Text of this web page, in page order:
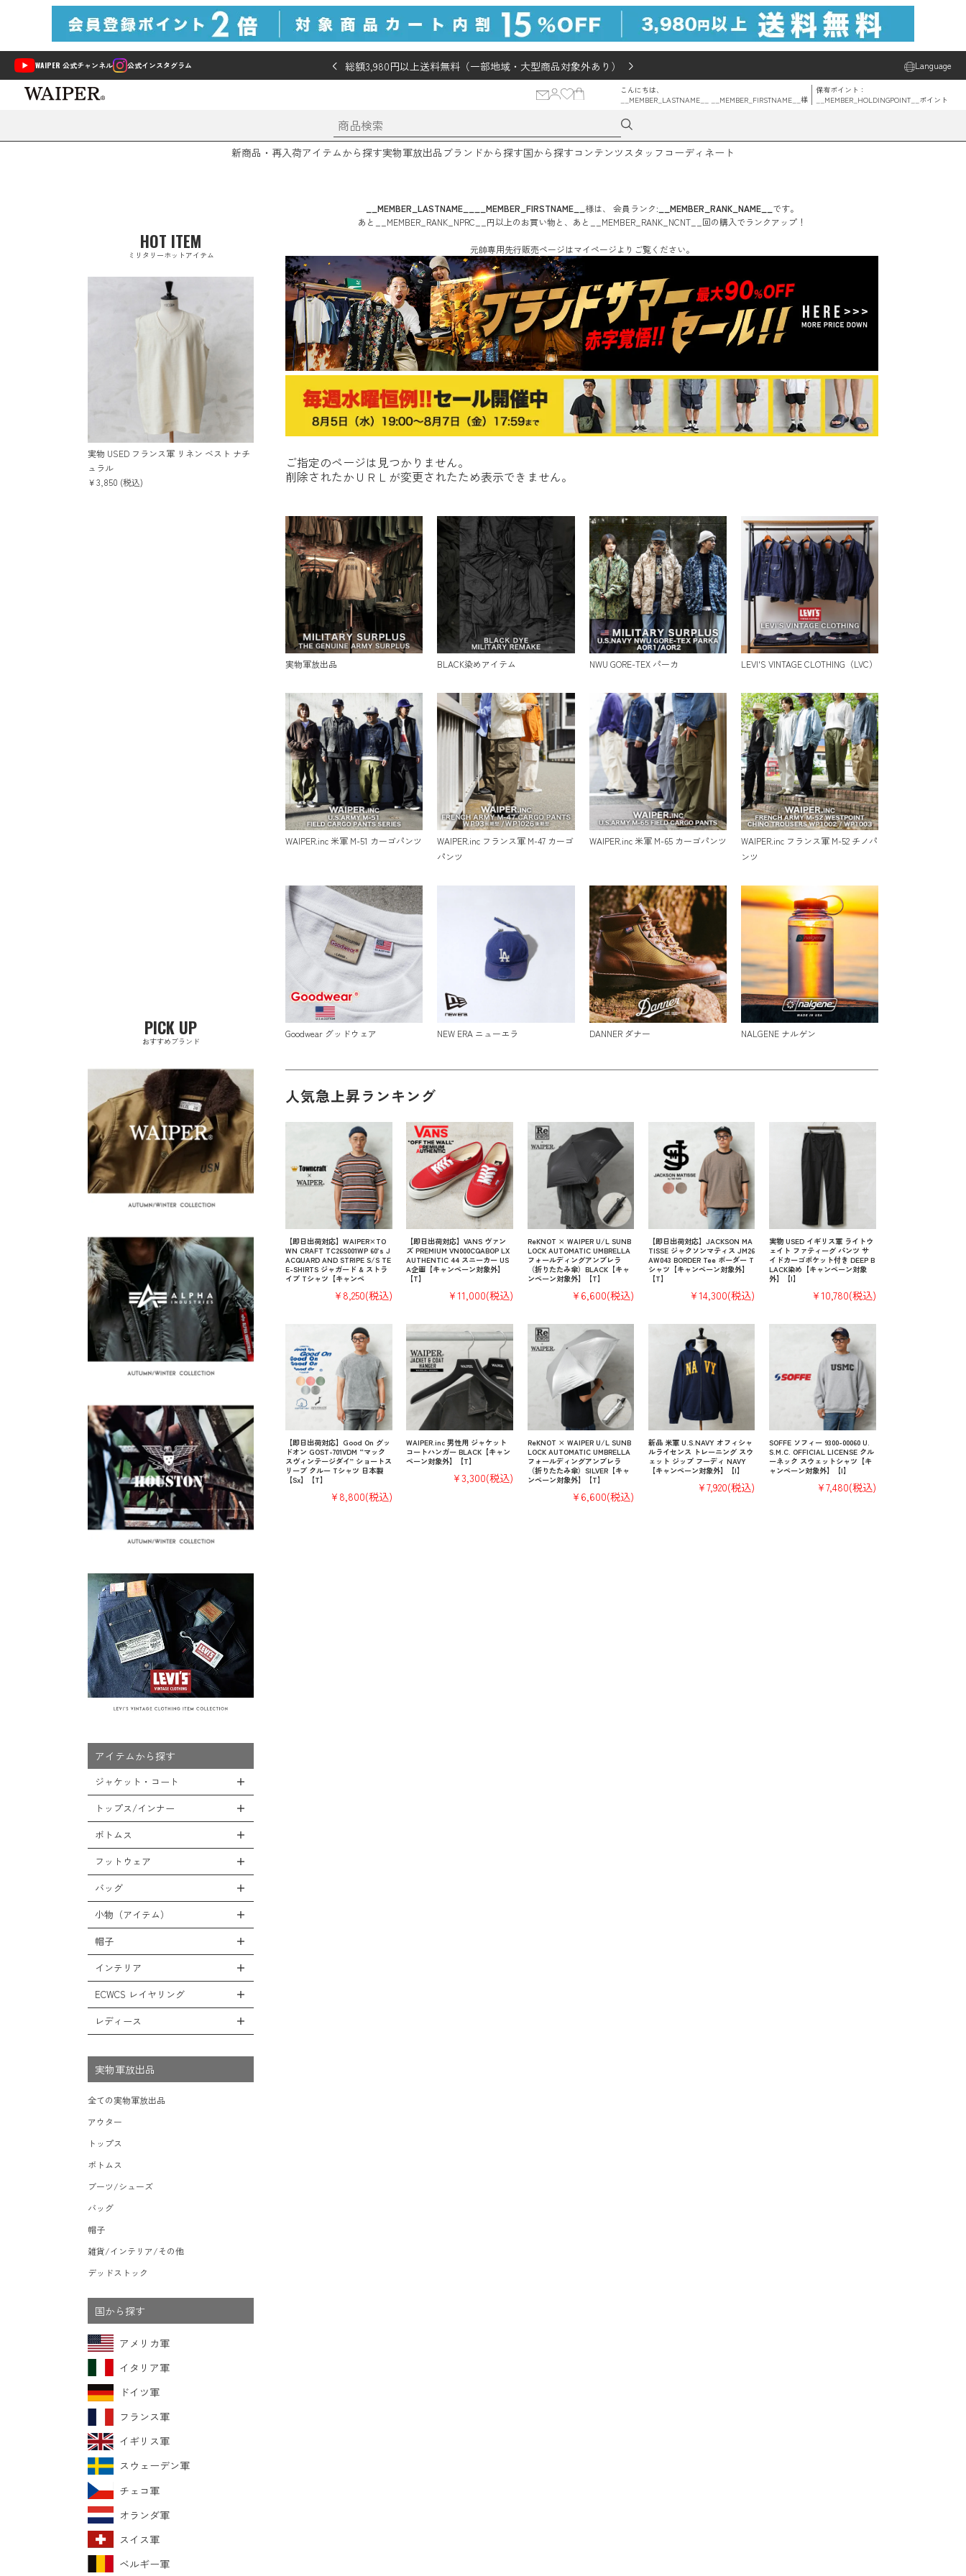
WAIPER 公式チャンネル 公式インスタグラム 総額3,980円以上送料無料（一部地域・大型商品対象外あり） Language
こんにちは、
__MEMBER_LASTNAME__ __MEMBER_FIRSTNAME__ 様
保有ポイント：
__MEMBER_HOLDINGPOINT__ ポイント
新商品・再入荷アイテムから探す実物軍放出品 ブランドから探す国から探すコンテンツ スタッフコーディネート
__MEMBER_LASTNAME__ __MEMBER_FIRSTNAME__ 様は、 会員ランク: __MEMBER_RANK_NAME__ です。
あと
__MEMBER_RANK_NPRC__ 円以上のお買い物と、あと __MEMBER_RANK_NCNT__ 回の購入でランクアップ！
元帥専用先行販売ページはマイページよりご覧ください。
ご指定のページは見つかりません。
削除されたかＵＲＬが変更されたため表示できません。
実物軍放出品 BLACK染めアイテム NWU GORE-TEX パーカ LEVI'S VINTAGE CLOTHING（LVC）
WAIPER.inc 米軍 M-51 カーゴパンツ
WAIPER.inc フランス軍 M-47 カーゴ
パンツ
WAIPER.inc 米軍 M-65 カーゴパンツ
WAIPER.inc フランス軍 M-52 チノパ
ンツ
Goodwear グッドウェア NEW ERA ニューエラ DANNER ダナー NALGENE ナルゲン
人気急上昇ランキング
【即日出荷対応】WAIPER×TO
WN CRAFT TC26S001WP 60’s J
ACQUARD AND STRIPE S/S TE
E-SHIRTS ジャガード & ストラ
イプ Tシャツ【キャンペ
¥8,250(税込)
【即日出荷対応】VANS ヴァン
ズ PREMIUM VN000CQABOP LX
AUTHENTIC 44 スニーカー US
A企画【キャンペーン対象外】
【T】
¥11,000(税込)
ReKNOT × WAIPER U/L SUNB
LOCK AUTOMATIC UMBRELLA
フォールディングアンブレラ
（折りたたみ傘）BLACK【キャ
ンペーン対象外】【T】
¥6,600(税込)
【即日出荷対応】JACKSON MA
TISSE ジャクソンマティス JM26
AW043 BORDER Tee ボーダー T
シャツ【キャンペーン対象外】
【T】
¥14,300(税込)
実物 USED イギリス軍 ライトウ
ェイト ファティーグ パンツ サ
イドカーゴポケット付き DEEP B
LACK染め【キャンペーン対象
外】【I】
¥10,780(税込)
【即日出荷対応】Good On グッ
ドオン GOST-701VDM “マック
スヴィンテージダイ” ショートス
リーブ クルー Tシャツ 日本製
【Sx】【T】
¥8,800(税込)
WAIPER.inc 男性用 ジャケット
コートハンガー BLACK【キャン
ペーン対象外】【T】
¥3,300(税込)
ReKNOT × WAIPER U/L SUNB
LOCK AUTOMATIC UMBRELLA
フォールディングアンブレラ
（折りたたみ傘）SILVER【キャ
ンペーン対象外】【T】
¥6,600(税込)
新品 米軍 U.S.NAVY オフィシャ
ルライセンス トレーニング スウ
ェット ジップ フーディ NAVY
【キャンペーン対象外】【I】
¥7,920(税込)
SOFFE ソフィー 9300-00060 U.
S.M.C. OFFICIAL LICENSE クル
ーネック スウェットシャツ【キ
ャンペーン対象外】【I】
¥7,480(税込)
HOT ITEM
ミリタリーホットアイテム
実物 USED フランス軍 リネン ベスト ナチ
ュラル
￥3,850 (税込)
PICK UP
おすすめブランド
アイテムから探す
ジャケット・コート
全てのジャケット・コート
LEVEL7
フライトジャケット
M-65ジャケット
デッキジャケット
タンカースジャケット
コート
ソフトシェルジャケット
フリースジャケット
レザーアウター
ジャケットライナー
モッズコート
トップス/インナー
全てのトップス/インナー
Tシャツ
シャツ
スウェット/パーカー
セーター/カーディガン
ベスト
タンクトップ
ボトムス
全てのボトムス
カーゴパンツ
デニムパンツ
チノ，ワークパンツ
ファティーグパンツ
ナイロンパンツ
スウェットパンツ
ショートパンツ
アンダー（下着）
フットウェア
全てのフットウェア
ブーツ
シューズ・スニーカー
サンダル
レインシューズ・ブーツ
ソックス/靴下
バッグ
全てのバッグ
リュックサック
ショルダーバッグ
ヘルメットバッグ
メッセンジャーバッグ
トートバッグ
ダッフルバッグ
小物（アイテム）
全ての小物（アイテム）
グローブ（手袋）
防寒物（ネックウォーマーetc）
傘/ポンチョ
ミリタリーウォッチ
サングラス・ゴーグル
ベルト
食器/ボトル/etc
ミリタリー雑貨
ライト/懐中電灯/etc
ロープ/コード/etc
タオル/ハンカチ/etc
その他の小物
帽子
全ての帽子
キャップ
ハット
ニット帽（ビーニー）
ベレー帽
ハンチング
キャスケット
その他
インテリア
全てのインテリア
デスク、椅子、家具
ボックス/ガソリン缶/etc
生地・テントシェル
ECWCS レイヤリング
全てのECWCS
ミッドベースレイヤー Level.2
レディース
実物軍放出品
全ての実物軍放出品
アウター
トップス
ボトムス
ブーツ/シューズ
バッグ
帽子
雑貨/インテリア/その他
デッドストック
国から探す
アメリカ軍
イタリア軍
ドイツ軍
フランス軍
イギリス軍
スウェーデン軍
チェコ軍
オランダ軍
スイス軍
ベルギー軍